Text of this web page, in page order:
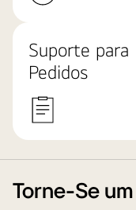
Suporte para
Pedidos
Torne-Se